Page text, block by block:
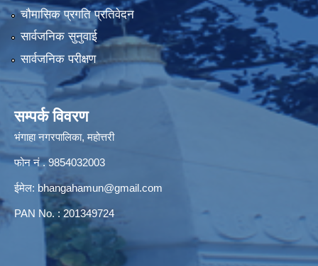
चौमासिक प्रगति प्रतिवेदन
सार्वजनिक सुनुवाई
सार्वजनिक परीक्षण
सम्पर्क विवरण
भंगाहा नगरपालिका, महोत्तरी
फोन नं . 9854032003
ईमेल: bhangahamun@gmail.com
PAN No. : 201349724